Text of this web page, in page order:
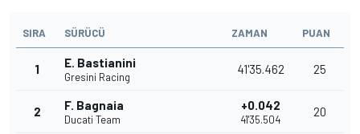
SIRA SÜRÜCÜ ZAMAN PUAN
1 E. Bastianini
Gresini Racing
41'35.462 25
2 F. Bagnaia
Ducati Team
+0.042
41'35.504
20